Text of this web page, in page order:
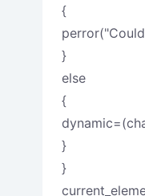
{
}
else
{
}
}